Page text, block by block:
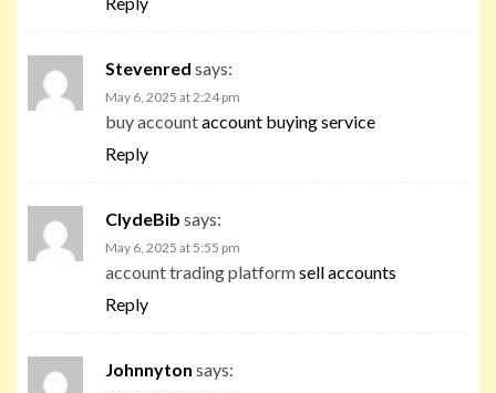
Stevenred says:
May 6, 2025 at 2:24 pm
buy accountaccount buying service
Reply
ClydeBib says:
May 6, 2025 at 5:55 pm
account trading platformsell accounts
Reply
Johnnyton says: